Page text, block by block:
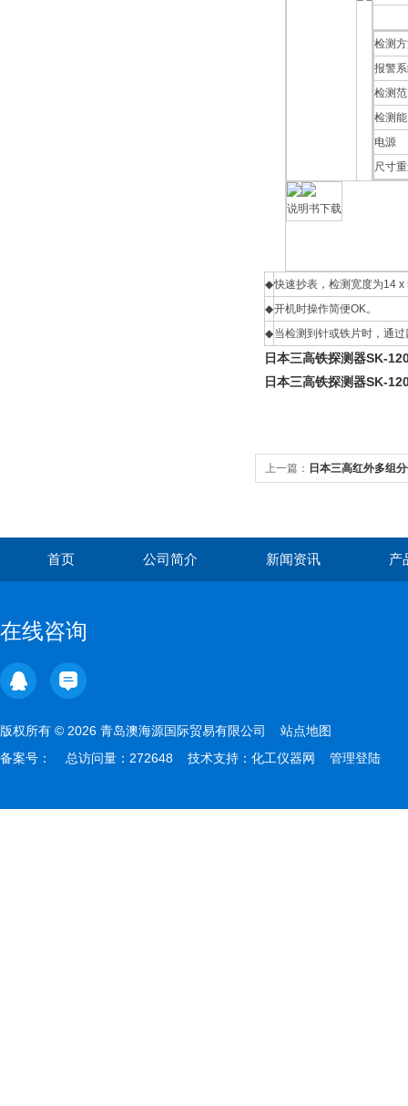
检测
报警
检测
检测
电源
尺寸
说明书下载
◆快速抄表，检测宽度为14 x
◆开机时操作简便OK。
◆当检测到针或铁片时，通
日本三高铁探测器SK-
日本三高铁探测器SK-
上一篇： 日本三高红外多组
首页 公司简介 新闻资讯 产
在线咨询
版权所有 © 2026 青岛澳海源国际贸易有限公司 站点地图
备案号：
总访问量：272648 技术支持： 化工仪器网 管理登陆